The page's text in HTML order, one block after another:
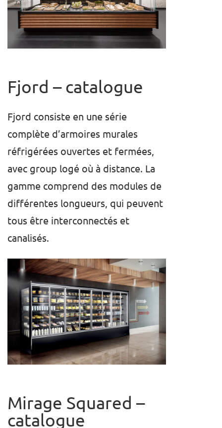
Fjord –catalogue
Fjord consiste en une série
complète d’armoires murales
réfrigérées ouvertes et fermées,
avec group logé où à distance. La
gamme comprend des modules de
différentes longueurs, qui peuvent
tous être interconnectés et
canalisés.
Mirage Squared –
catalogue